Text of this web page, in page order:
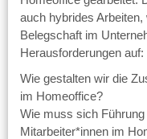
auch hybrides Arbeiten,
Belegschaft im
Herausforderungen auf:
Wie gestalten wir die
im Homeoffice?
Wie muss sich
Mitarbeiter*innen im